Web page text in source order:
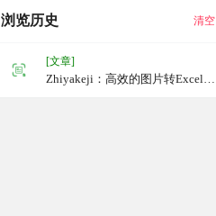
浏览历史 清空
[文章]
Zhiyakeji：高效的图片转Excel工